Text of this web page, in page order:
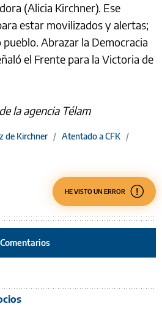
(Alicia Kirchner). Ese
estar movilizados y alertas;
Abrazar la Democracia
el Frente para la Victoria de
la agencia Télam
de Kirchner / Atentado a CFK /
HE VISTO UN ERROR
Comentarios